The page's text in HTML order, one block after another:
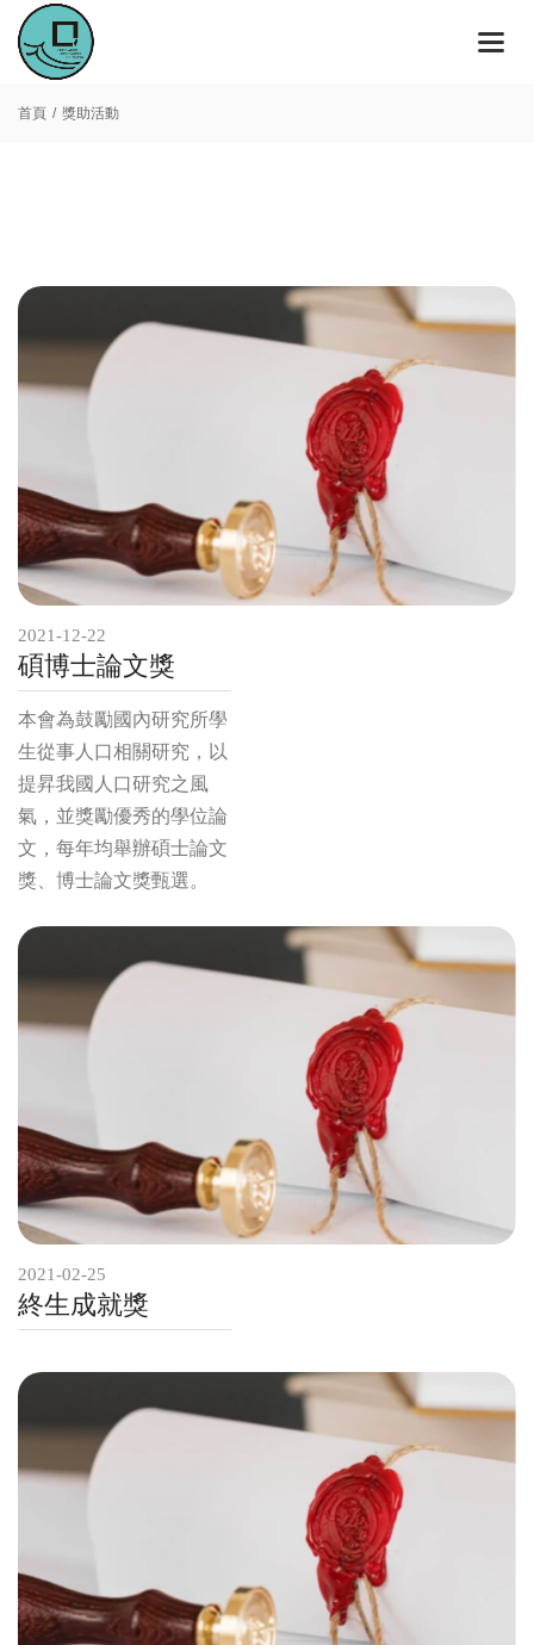
首頁 獎助活動
2021-12-22
碩博士論文獎
本會為鼓勵國內研究所學
生從事人口相關研究，以
提昇我國人口研究之風
氣，並獎勵優秀的學位論
文，每年均舉辦碩士論文
獎、博士論文獎甄選。
2021-02-25
終生成就獎